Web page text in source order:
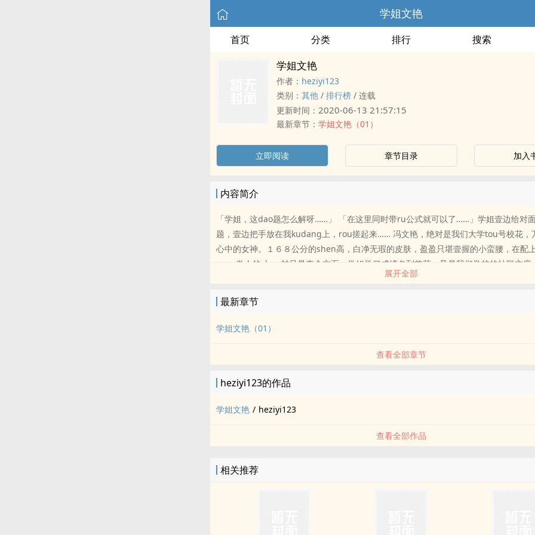
学姐文艳
首页 分类 排行 搜索
学姐文艳
作者： heziyi123
类别： 其他 / 排行榜 / 连载
更新时间： 2020-06-13 21:57:15
最新章节： 学姐文艳（01）
立即阅读 章节目录 加入
内容简介
「学姐，这dao题怎么解呀……」 「在这里同时带ru公式就可以了……」学姐壹边给对
题，壹边把手放在我kudang上，rou搓起来…… 冯文艳，绝对是我们大学tou号校花，
心中的女神。１６８公分的shen高，白净无瑕的皮肤，盈盈只堪壹握的小蛮腰，在配
ru。 傲人的shen材只是壹个方面，学姐学习成绩名列前茅，又是我们学校的社联主席
校的社团活动，青chun高雅的气质，是我校的王牌主持人，声线优美独特，舞姿翩岚
展开全部
最新章节
学姐文艳（01）
查看全部章节
heziyi123的作品
学姐文艳 / heziyi123
查看全部作品
相关推荐